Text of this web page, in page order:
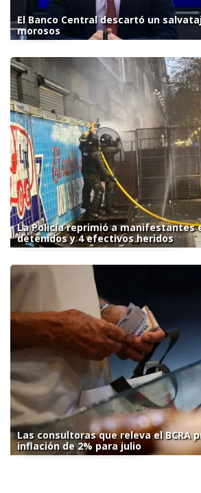
El Banco Central descartó un
morosos
La Policía reprimió a manifestantes
detenidos y 4 efectivos heridos
Las consultoras que releva el BCRA
inflación de 2% para julio